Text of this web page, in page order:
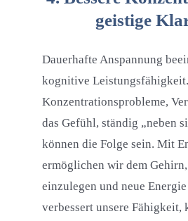
geistige
Dauerhafte Anspannung
kognitive Leistungsfähigkeit.
Konzentrationsprobleme,
das Gefühl, ständig „neben
können die Folge sein. Mit
ermöglichen wir dem Gehirn,
einzulegen und neue
verbessert unsere Fähigkeit,